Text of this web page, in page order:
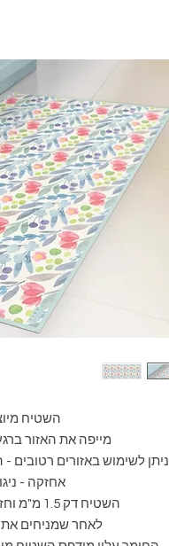
השטיח
מייפה את האזור
ניתן לשימוש באזורים רטובים -
אחזקה -
השטיח דק 1.5 מ"מ וחזק השטיח נצמד היטב לרצפה אינו זז
לאחר שמניחים